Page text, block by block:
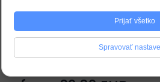
St. Kresentia with pigeon
Prijať všetko
Spravovať